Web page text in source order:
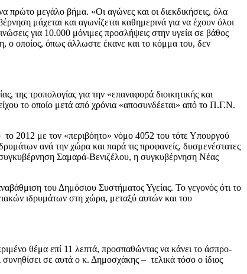
πρώτο μεγάλο βήμα. «Οι αγώνες και οι διεκδικήσεις, όλα
μάχεται και αγωνίζεται καθημερινά για να έχουν όλοι
για 10.000 μόνιμες προσλήψεις στην υγεία σε βάθος
ο οποίος, όπως άλλωστε έκανε και το κόμμα του, δεν
της τροπολογίας για την «επαναφορά διοικητικής και
το οποίο μετά από χρόνια «αποσυνδέεται» από το Π.Γ.Ν.
το 2012 με τον «περιβόητο» νόμο 4052 του τότε Υπουργού
ανά την χώρα και παρά τις προφανείς, δυσμενέστατες
συγκυβέρνηση Σαμαρά-Βενιζέλου, η συγκυβέρνηση Νέας
του Δημόσιου Συστήματος Υγείας. Το γεγονός ότι το
ιδρυμάτων στη χώρα, μεταξύ αυτών και του
θέμα επί 11 λεπτά, προσπαθώντας να κάνει το άσπρο-
σε αυτά ο κ. Δημοσχάκης – τελικά τόσο ο ίδιος